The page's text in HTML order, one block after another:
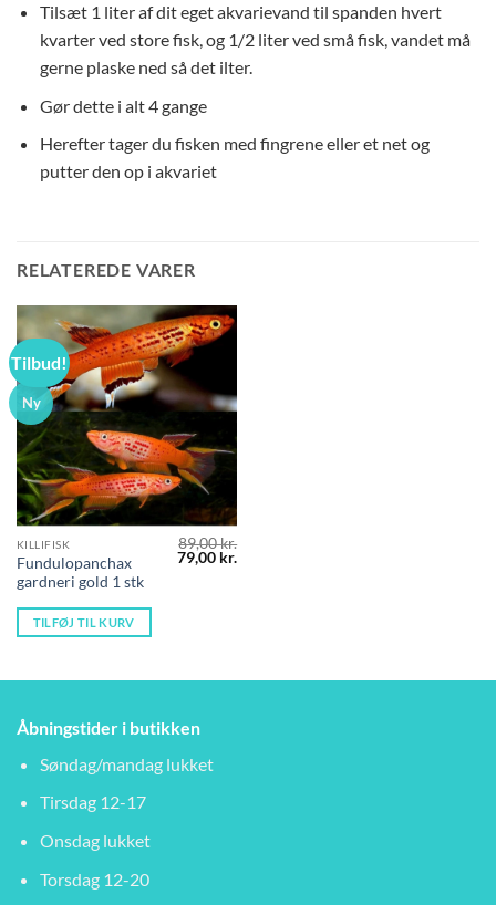
Tilsæt 1 liter af dit eget akvarievand til spanden hvert
kvarter ved store fisk, og 1/2 liter ved små fisk, vandet må
gerne plaske ned så det ilter.
Gør dette i alt 4 gange
Herefter tager du fisken med fingrene eller et net og
putter den op i akvariet
RELATEREDE VARER
Tilbud!
Ny
KILLIFISK
Fundulopanchax
gardneri gold 1 stk
89,00kr.
Den
oprindelige
79,00 kr.
TILFØJ TIL KURV
Åbningstider i butikken
Søndag/mandag lukket
Tirsdag 12-17
Onsdag lukket
Torsdag 12-20